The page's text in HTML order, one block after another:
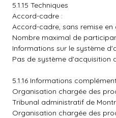
5.1.15 Techniques
Accord-cadre :
Accord-cadre, sans remise en
Nombre maximal de
Informations sur le système
Pas de système d'acquisition
5.1.16 Informations
Organisation chargée des
Tribunal administratif de
Organisation chargée des